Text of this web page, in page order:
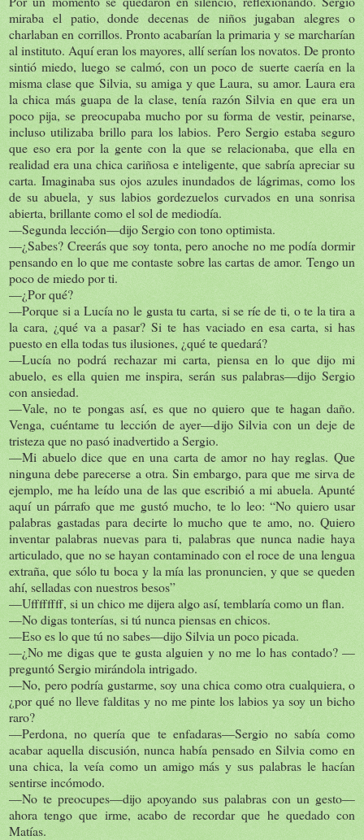
miraba el patio, donde decenas de niños jugaban alegres o
charlaban en corrillos. Pronto acabarían la primaria y se marcharían
al instituto. Aquí eran los mayores, allí serían los novatos. De pronto
sintió miedo, luego se calmó, con un poco de suerte caería en la
misma clase que Silvia, su amiga y que Laura, su amor. Laura era
la chica más guapa de la clase, tenía razón Silvia en que era un
poco pija, se preocupaba mucho por su forma de vestir, peinarse,
incluso utilizaba brillo para los labios. Pero Sergio estaba seguro
que eso era por la gente con la que se relacionaba, que ella en
realidad era una chica cariñosa e inteligente, que sabría apreciar su
carta. Imaginaba sus ojos azules inundados de lágrimas, como los
de su abuela, y sus labios gordezuelos curvados en una sonrisa
abierta, brillante como el sol de mediodía.
—Segunda lección—dijo Sergio con tono optimista.
—¿Sabes? Creerás que soy tonta, pero anoche no me podía dormir
pensando en lo que me contaste sobre las cartas de amor. Tengo un
poco de miedo por ti.
—¿Por qué?
—Porque si a Lucía no le gusta tu carta, si se ríe de ti, o te la tira a
la cara, ¿qué va a pasar? Si te has vaciado en esa carta, si has
puesto en ella todas tus ilusiones, ¿qué te quedará?
—Lucía no podrá rechazar mi carta, piensa en lo que dijo mi
abuelo, es ella quien me inspira, serán sus palabras—dijo Sergio
con ansiedad.
—Vale, no te pongas así, es que no quiero que te hagan daño.
Venga, cuéntame tu lección de ayer—dijo Silvia con un deje de
tristeza que no pasó inadvertido a Sergio.
—Mi abuelo dice que en una carta de amor no hay reglas. Que
ninguna debe parecerse a otra. Sin embargo, para que me sirva de
ejemplo, me ha leído una de las que escribió a mi abuela. Apunté
aquí un párrafo que me gustó mucho, te lo leo: “No quiero usar
palabras gastadas para decirte lo mucho que te amo, no. Quiero
inventar palabras nuevas para ti, palabras que nunca nadie haya
articulado, que no se hayan contaminado con el roce de una lengua
extraña, que sólo tu boca y la mía las pronuncien, y que se queden
ahí, selladas con nuestros besos”
—Uffffffff, si un chico me dijera algo así, temblaría como un flan.
—No digas tonterías, si tú nunca piensas en chicos.
—Eso es lo que tú no sabes—dijo Silvia un poco picada.
—¿No me digas que te gusta alguien y no me lo has contado? —
preguntó Sergio mirándola intrigado.
—No, pero podría gustarme, soy una chica como otra cualquiera, o
¿por qué no lleve falditas y no me pinte los labios ya soy un bicho
raro?
—Perdona, no quería que te enfadaras—Sergio no sabía como
acabar aquella discusión, nunca había pensado en Silvia como en
una chica, la veía como un amigo más y sus palabras le hacían
sentirse incómodo.
—No te preocupes—dijo apoyando sus palabras con un gesto—
ahora tengo que irme, acabo de recordar que he quedado con
Matías.